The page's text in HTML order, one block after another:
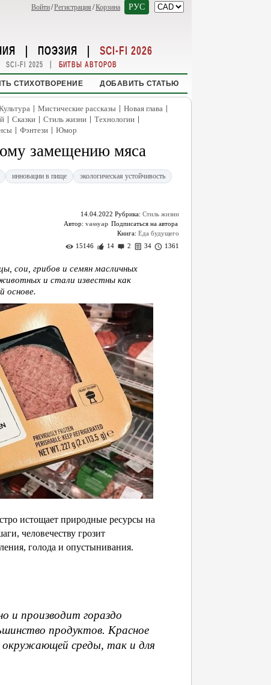
Войти/Регистрация /Корзина РУС
| ПОЭЗИЯ | SCI-FI 2026
SCI-FI 2025 | БИТВЫ АВТОРОВ
СТИХОТВОРЕНИЕ ДОБАВИТЬ СТАТЬЮ
| Мистические рассказы | Новая глава |
| Сказки | Стиль жизни | Технологии |
| Фэнтези | Юмор
замещению мяса
инновации в пище
экологическая устойчивость
14.04.2022 Рубрика: Стиль жизни
Автор: vassyap
Книга: Еда будущего
15146
14 2 34 1361
сои, грибов и семян масличных
и стали известны как
основе.
истощает природные ресурсы на
человечеству грозит
голода и опустынивания.
и производит гораздо
продуктов. Красное
окружающей среды, так и для